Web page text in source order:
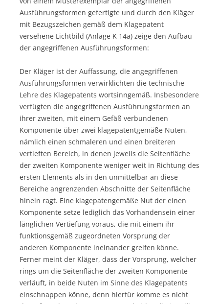
Ausführungsformen gefertigte und durch den Kläger
mit Bezugszeichen gemäß dem Klagepatent
versehene Lichtbild (Anlage K 14a) zeige den Aufbau
der angegriffenen Ausführungsformen:
Der Kläger ist der Auffassung, die angegriffenen
Ausführungsformen verwirklichten die technische
Lehre des Klagepatents wortsinngemäß. Insbesondere
verfügten die angegriffenen Ausführungsformen an
ihrer zweiten, mit einem Gefäß verbundenen
Komponente über zwei klagepatentgemäße Nuten,
nämlich einen schmaleren und einen breiteren
vertieften Bereich, in denen jeweils die Seitenfläche
der zweiten Komponente weniger weit in Richtung des
ersten Elements als in den unmittelbar an diese
Bereiche angrenzenden Abschnitte der Seitenfläche
hinein ragt. Eine klagepatengemäße Nut der einen
Komponente setze lediglich das Vorhandensein einer
länglichen Vertiefung voraus, die mit einem ihr
funktionsgemäß zugeordneten Vorsprung der
anderen Komponente ineinander greifen könne.
Ferner meint der Kläger, dass der Vorsprung, welcher
rings um die Seitenfläche der zweiten Komponente
verläuft, in beide Nuten im Sinne des Klagepatents
einschnappen könne, denn hierfür komme es nicht